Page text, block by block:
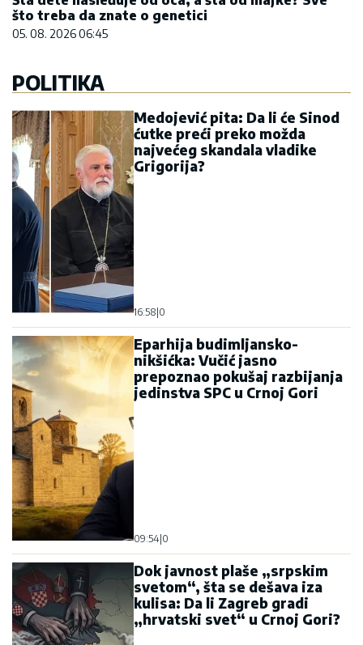
što treba da znate o genetici
05. 08. 2026 06:45
POLITIKA
Medojević pita: Da li će Sinod
ćutke preći preko možda
najvećeg skandala vladike
Grigorija?
16:58 0
Eparhija budimljansko-
nikšićka: Vučić jasno
prepoznao pokušaj razbijanja
jedinstva SPC u Crnoj Gori
09:54 0
Dok javnost plaše „srpskim
svetom“, šta se dešava iza
kulisa: Da li Zagreb gradi
„hrvatski svet“ u Crnoj Gori?